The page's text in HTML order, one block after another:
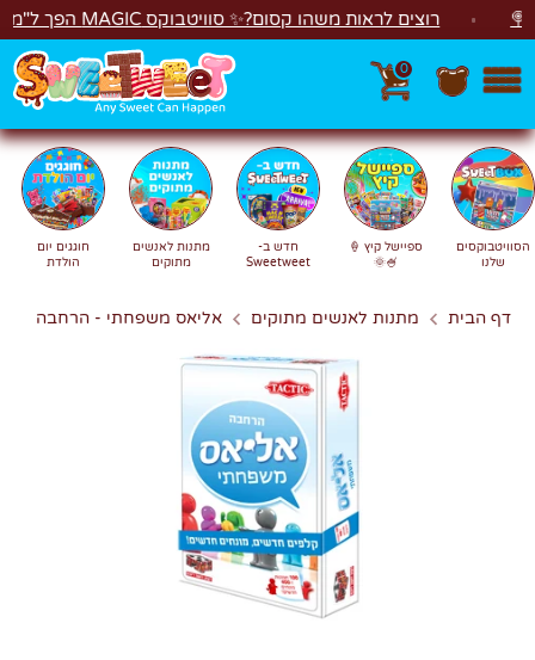
דלג רוצים לראות משהו קסום?✨ סוויטבוקס MAGIC הפך ל"מכונת משחקים"! 🎁🕹️
0
חפשחיפוש
הסוויטבוקסים
שלנו
ספיישל קיץ 🍦
🍧🌞
חדש ב-
Sweetweet
מתנות לאנשים
מתוקים
חוגגים יום
הולדת
דף הבית מתנות לאנשים מתוקים אליאס משפחתי - הרחבה